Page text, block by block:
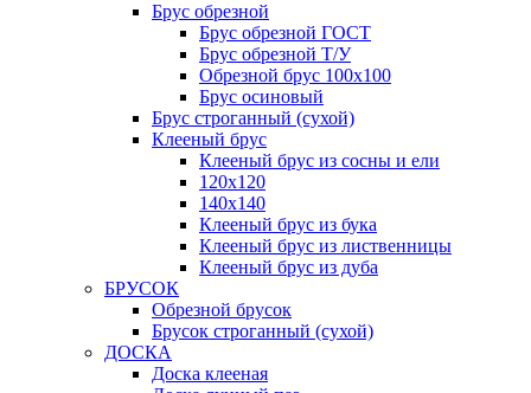
Брус обрезной
Брус обрезной ГОСТ
Брус обрезной Т/У
Обрезной брус 100х100
Брус осиновый
Брус строганный (сухой)
Клееный брус
Клееный брус из сосны и ели
120х120
140х140
Клееный брус из бука
Клееный брус из лиственницы
Клееный брус из дуба
БРУСОК
Обрезной брусок
Брусок строганный (сухой)
ДОСКА
Доска клееная